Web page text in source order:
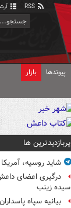
پیوندها بازار
پربازدیدترین ها
شاید روسیه،
درگیری اعضای
سیده زینب
بیانیه سپاه